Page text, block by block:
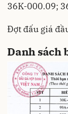
36K-000.09;
Đợt đấu giá
Danh sách